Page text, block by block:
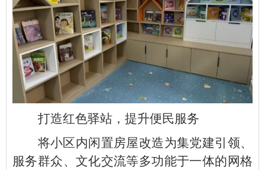
打造红色驿站，提升便民服务
将小区内闲置房屋改造为集党建引领、
服务群众、文化交流等多功能于一体的网格